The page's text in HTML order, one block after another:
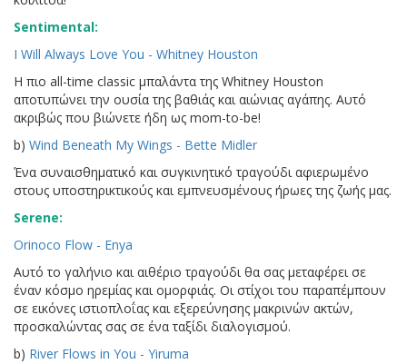
Sentimental:
I Will Always Love You - Whitney Houston
Η πιο all-time classic μπαλάντα της Whitney Houston
αποτυπώνει την ουσία της βαθιάς και αιώνιας αγάπης. Αυτό
ακριβώς που βιώνετε ήδη ως mom-to-be!
b) Wind Beneath My Wings - Bette Midler
Ένα συναισθηματικό και συγκινητικό τραγούδι αφιερωμένο
στους υποστηρικτικούς και εμπνευσμένους ήρωες της ζωής μας.
Serene:
Orinoco Flow - Enya
Αυτό το γαλήνιο και αιθέριο τραγούδι θα σας μεταφέρει σε
έναν κόσμο ηρεμίας και ομορφιάς. Οι στίχοι του παραπέμπουν
σε εικόνες ιστιοπλοΐας και εξερεύνησης μακρινών ακτών,
προσκαλώντας σας σε ένα ταξίδι διαλογισμού.
b) River Flows in You - Yiruma